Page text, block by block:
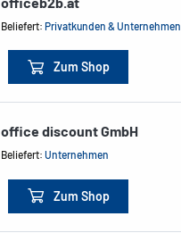
Beliefert:Privatkunden & Unternehmen
Zum Shop
office discount GmbH
Beliefert:Unternehmen
Zum Shop